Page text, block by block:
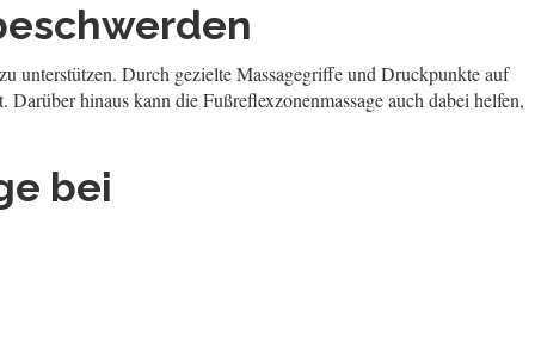
unterstützen. Durch gezielte Massagegriffe und Druckpunkte auf
hinaus kann die Fußreflexzonenmassage auch dabei helfen,
bei